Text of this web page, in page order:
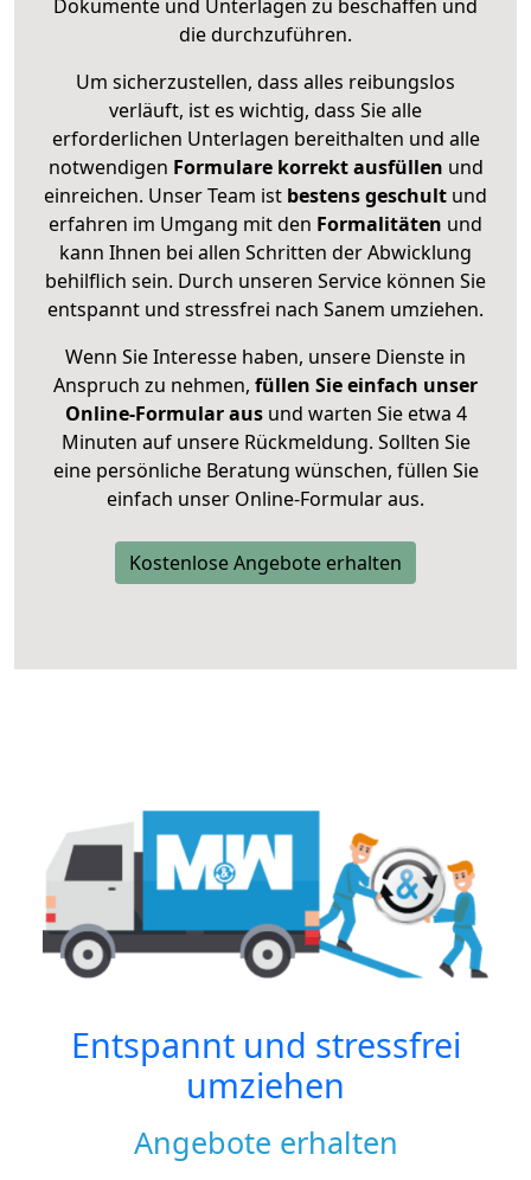
Dokumente und Unterlagen zu beschaffen und
die durchzuführen.
Um sicherzustellen, dass alles reibungslos
verläuft, ist es wichtig, dass Sie alle
erforderlichen Unterlagen bereithalten und alle
notwendigen Formulare korrekt ausfüllen und
einreichen. Unser Team ist bestens geschult und
erfahren im Umgang mit den Formalitäten und
kann Ihnen bei allen Schritten der Abwicklung
behilflich sein. Durch unseren Service können Sie
entspannt und stressfrei nach Sanem umziehen.
Wenn Sie Interesse haben, unsere Dienste in
Anspruch zu nehmen, füllen Sie einfach unser
Online-Formular ausund warten Sie etwa 4
Minuten auf unsere Rückmeldung. Sollten Sie
eine persönliche Beratung wünschen, füllen Sie
einfach unser Online-Formular aus.
Kostenlose Angebote erhalten
Entspannt und stressfrei
umziehen
Angebote erhalten